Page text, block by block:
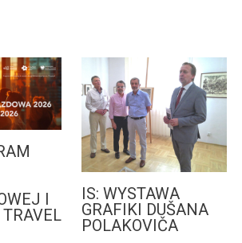
I
IS: WYSTAWA
GRAFIKI DUŠANA
POLAKOVIČA